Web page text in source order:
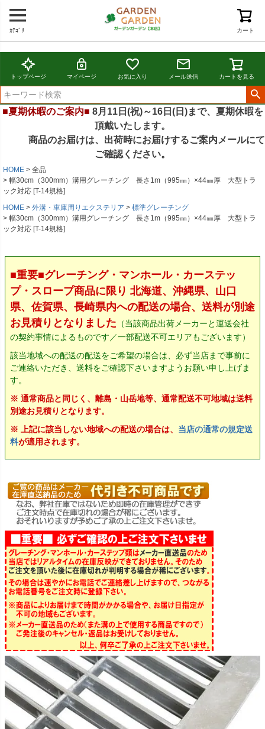
カート
ｶﾃｺﾞﾘ
トップページ マイページ お気に入り メール送信 カートを見る
■夏期休暇のご案内■ 8月11日(祝)～16日(日)まで、夏期休暇を
頂戴いたします。
商品のお届けは、出荷時にお届けするご案内メールにて
ご確認ください。
HOME
全品
幅30cm（300mm）溝用グレーチング 長さ1m（995㎜）×44㎜厚 大型トラ
ック対応 [T-14規格]
HOME
外溝・車庫周りエクステリア
標準グレーチング
幅30cm（300mm）溝用グレーチング 長さ1m（995㎜）×44㎜厚 大型トラ
ック対応 [T-14規格]
■重要■グレーチング・マンホール・カーステッ
プ・スロープ商品に限り 北海道、沖縄県、山口
県、佐賀県、長崎県内への配送の場合、送料が別途
お見積りとなりました （当該商品出荷メーカーと運送会社
の契約事情によるものです／一部配送不可エリアもございます）
該当地域への配送の配送をご希望の場合は、必ず当店まで事前に
ご連絡いただき、送料をご確認下さいますようお願い申し上げま
す。
※ 通常商品と同じく、離島・山岳地等、通常配送不可地域は送料
別途お見積りとなります。
※ 上記に該当しない地域への配送の場合は、 当店の通常の規定送
料が適用されます。